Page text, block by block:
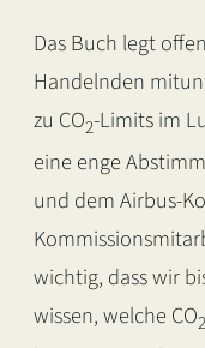
Das Buch legt
Handelnden
zu CO2-Limits im
eine enge
und dem Airbus-
wichtig, dass wir
wissen, welche CO2